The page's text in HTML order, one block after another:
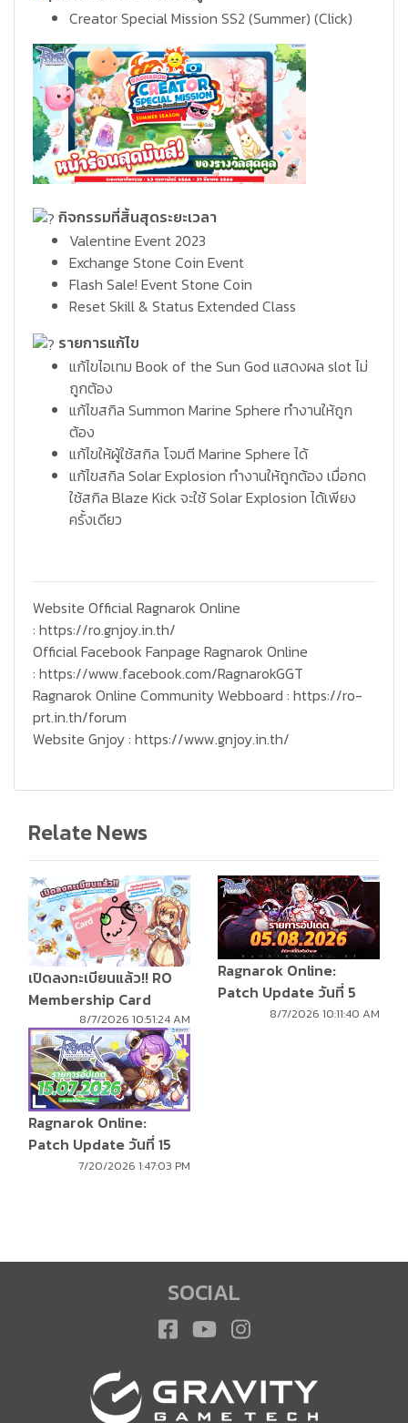
Creator Special Mission SS2 (Summer) (Click)
กิจกรรมที่สิ้นสุดระยะเวลา
Valentine Event 2023
Exchange Stone Coin Event
Flash Sale! Event Stone Coin
Reset Skill & Status Extended Class
รายการแก้ไข
แก้ไขไอเทม Book of the Sun God แสดงผล slot ไม่
ถูกต้อง
แก้ไขสกิล Summon Marine Sphere ทำงานให้ถูก
ต้อง
แก้ไขให้ผู้ใช้สกิล โจมตี Marine Sphere ได้
แก้ไขสกิล Solar Explosion ทำงานให้ถูกต้อง เมื่อกด
ใช้สกิล Blaze Kick จะใช้ Solar Explosion ได้เพียง
ครั้งเดียว
Website Official Ragnarok Online
: https://ro.gnjoy.in.th/
Official Facebook Fanpage Ragnarok Online
: https://www.facebook.com/RagnarokGGT
Ragnarok Online Community Webboard : https://ro-
prt.in.th/forum
Website Gnjoy : https://www.gnjoy.in.th/
Relate News
เปิดลงทะเบียนแล้ว!! RO
Membership Card
8/7/2026 10:51:24 AM
Ragnarok Online:
Patch Update วันที่ 5
สิงหาคม 25698/7/2026 10:11:40 AM
Ragnarok Online:
Patch Update วันที่ 15
กรกฎาคม 2569
7/20/2026 1:47:03 PM
SOCIAL